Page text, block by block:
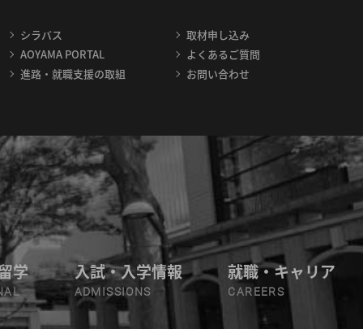
シラバス
AOYAMA PORTAL
進路・就職支援の取組
取材申し込み
よくあるご質問
お問い合わせ
学 入試・入学情報
ADMISSIONS
就職・キャリア
CAREERS